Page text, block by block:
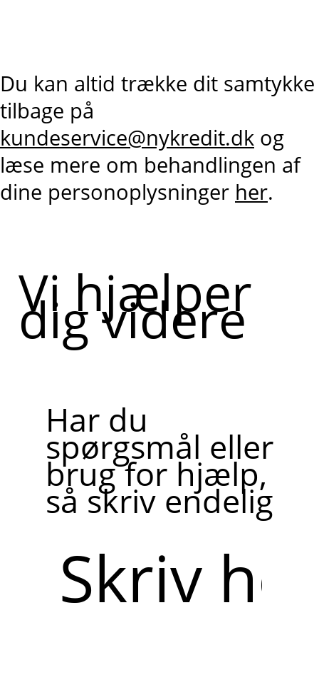
Du kan altid trække dit samtykke
tilbage på
kundeservice@nykredit.dk og
læse mere om behandlingen af
dine personoplysninger her.
Vi hjælper
dig videre
Har du
spørgsmål eller
brug for hjælp,
så skriv endelig
her